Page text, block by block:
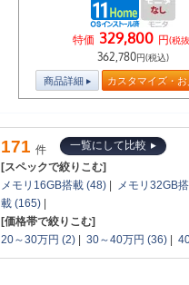
特価 329,800 円(税
362,780円(税込)
商品詳細 カスタマイズ・
171 件
一覧にして比較
[スペックで絞りこむ]
メモリ16GB搭載 (48)
メモリ32GB
載 (165)
[価格帯で絞りこむ]
20～30万円 (2)
30～40万円 (36)